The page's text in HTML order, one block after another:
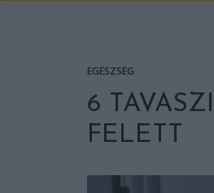
EGÉSZSÉG
6
FELETT